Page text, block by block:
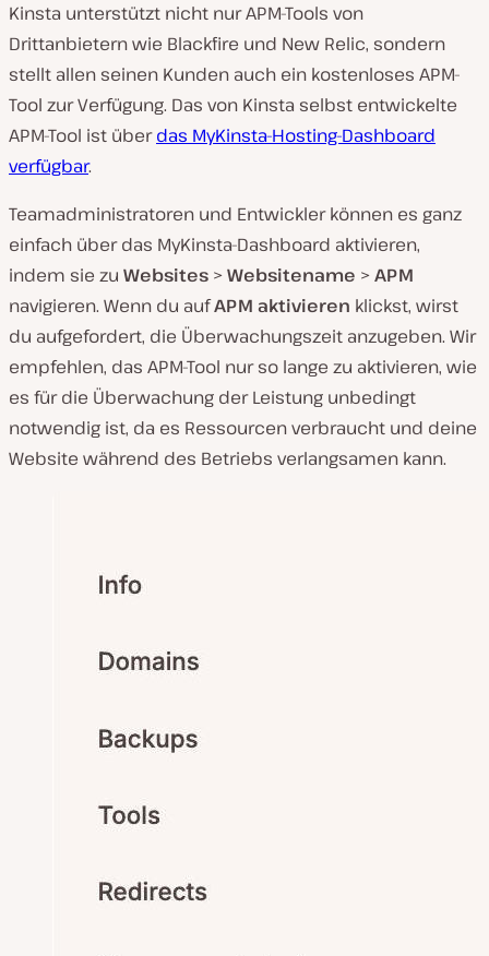
Kinsta unterstützt nicht nur APM-Tools von
Drittanbietern wie Blackfire und New Relic, sondern
stellt allen seinen Kunden auch ein kostenloses APM-
Tool zur Verfügung. Das von Kinsta selbst entwickelte
APM-Tool ist überdas MyKinsta-Hosting-Dashboard
verfügbar.
Teamadministratoren und Entwickler können es ganz
einfach über das MyKinsta-Dashboard aktivieren,
indem sie zu Websites >Websitename >APM
navigieren. Wenn du aufAPM aktivieren klickst, wirst
du aufgefordert, die Überwachungszeit anzugeben. Wir
empfehlen, das APM-Tool nur so lange zu aktivieren, wie
es für die Überwachung der Leistung unbedingt
notwendig ist, da es Ressourcen verbraucht und deine
Website während des Betriebs verlangsamen kann.